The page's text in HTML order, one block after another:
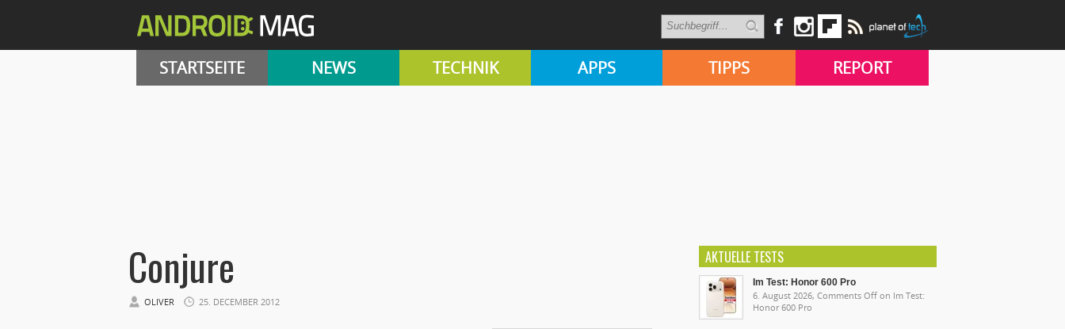
STARTSEITE NEWS TECHNIK APPS TIPPS REPORT
Conjure
OLIVER 25. DECEMBER 2012
AKTUELLE TESTS
Im Test: Honor 600 Pro
6. August 2026, Comments Off on Im Test:
Honor 600 Pro